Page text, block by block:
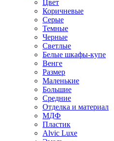
Цвет
Коричневые
Серые
Темные
Черные
Светлые
Белые шкафы-купе
Венге
Размер
Маленькие
Большие
Средние
Отделка и материал
МДФ
Пластик
Alvic Luxe